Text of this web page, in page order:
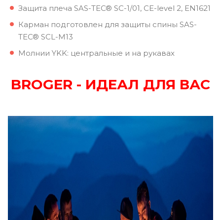
Защита плеча SAS-TEC® SC-1/01, CE-level 2, EN1621
Карман подготовлен для защиты спины SAS-
TEC® SCL-M13
Молнии YKK: центральные и на рукавах
BROGER - ИДЕАЛ ДЛЯ ВАС